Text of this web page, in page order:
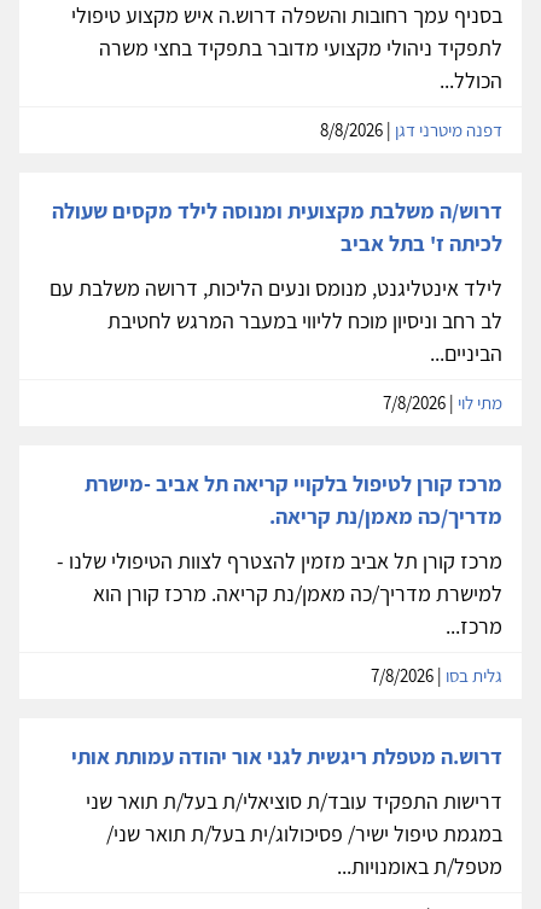
בסניף עמך רחובות והשפלה דרוש.ה איש מקצוע טיפולי
לתפקיד ניהולי מקצועי מדובר בתפקיד בחצי משרה
הכולל...
דפנה מיטרני דגן
דרוש/ה משלבת מקצועית ומנוסה לילד מקסים שעולה
לכיתה ז' בתל אביב
לילד אינטליגנט, מנומס ונעים הליכות, דרושה משלבת עם
לב רחב וניסיון מוכח לליווי במעבר המרגש לחטיבת
הביניים...
מתי לוי
מרכז קורן לטיפול בלקויי קריאה תל אביב -מישרת
מדריך/כה מאמן/נת קריאה.
מרכז קורן תל אביב מזמין להצטרף לצוות הטיפולי שלנו -
למישרת מדריך/כה מאמן/נת קריאה. מרכז קורן הוא
מרכז...
גלית בסו
דרוש.ה מטפלת ריגשית לגני אור יהודה עמותת אותי
דרישות התפקיד עובד/ת סוציאלי/ת בעל/ת תואר שני
במגמת טיפול ישיר/ פסיכולוג/ית בעל/ת תואר שני/
מטפל/ת באומנויות...